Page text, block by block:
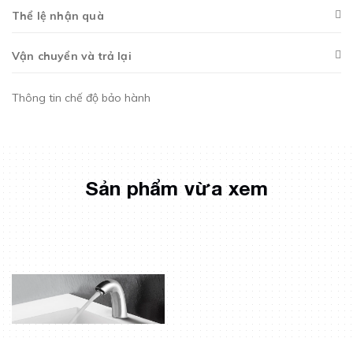
Thể lệ nhận quà
Vận chuyển và trả lại
Thông tin chế độ bảo hành
Sản phẩm vừa xem